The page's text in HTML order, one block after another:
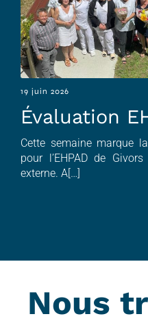
19 juin 2026
Évaluation
Cette semaine marque
pour l’EHPAD de
externe. A[…]
Nous